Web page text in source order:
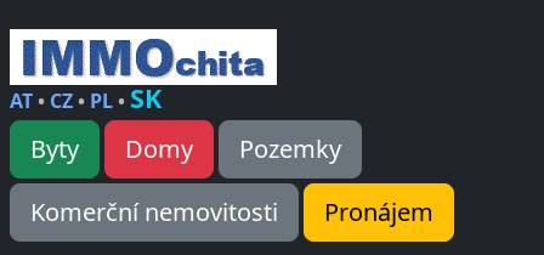
AT• CZ• PL• SK
Byty Domy
Pozemky
Komerční nemovitosti
Pronájem